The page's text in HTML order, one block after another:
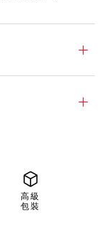
高級
包裝